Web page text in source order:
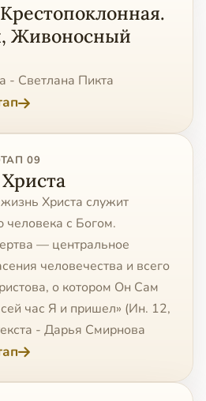
Живоносный
- Светлана Пикта
09
Христа служит
человека с Богом.
— центральное
человечества и всего
о котором Он Сам
час Я и пришел» (Ин. 12,
- Дарья Смирнова